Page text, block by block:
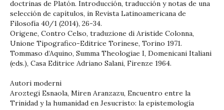
doctrinas de Platón. Introducción, traducción y notas de una
selección de capítulos, in Revista Latinoamericana de
Filosofía 40/1 (2014), 26-34.
Origene, Contro Celso, traduzione di Aristide Colonna,
Unione Tipografico-Editrice Torinese, Torino 1971.
Tommaso d’Aquino, Summa Theologiae I, Domenicani Italiani
(eds.), Casa Editrice Adriano Salani, Firenze 1964.
Autori moderni
Aroztegi Esnaola, Miren Aranzazu, Encuentro entre la
Trinidad y la humanidad en Jesucristo: la epistemología